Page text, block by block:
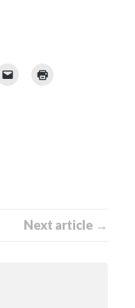
Next article →